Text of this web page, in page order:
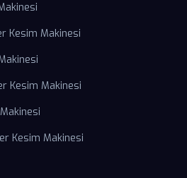
Kesim Makinesi
Kesim Makinesi
Kesim Makinesi